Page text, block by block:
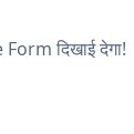
दिखाई देगा!